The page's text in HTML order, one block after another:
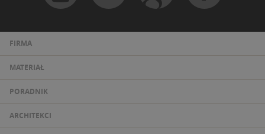
FIRMA
MATERIAŁ
PORADNIK
ARCHITEKCI